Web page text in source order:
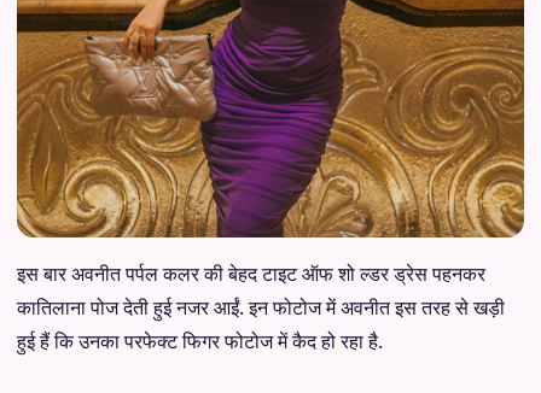
इस बार अवनीत पर्पल कलर की बेहद टाइट ऑफ शो ल्डर ड्रेस पहनकर
कातिलाना पोज देती हुई नजर आईं. इन फोटोज में अवनीत इस तरह से खड़ी
हुई हैं कि उनका परफेक्ट फिगर फोटोज में कैद हो रहा है.